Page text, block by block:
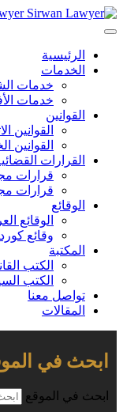
الرئيسية
الخدمات
خدمات
خدمات
القوانين
القوانين
القوانين
القرارات
قرارات
قرارات
الوقائع
الوقائع
وقائع
المكتبة
الكتب
الكتب
تواصل معنا
المقالات
ابحث في
ابحث في الموقع